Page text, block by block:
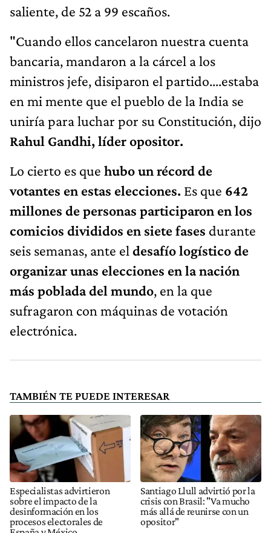
saliente, de 52 a 99 escaños.
"Cuando ellos cancelaron nuestra cuenta
bancaria, mandaron a la cárcel a los
ministros jefe, disiparon el partido....estaba
en mi mente que el pueblo de la India se
uniría para luchar por su Constitución, dijo
Rahul Gandhi, líder opositor.
Lo cierto es que hubo un récord de
votantes en estas elecciones. Es que 642
millones de personas participaron en los
comicios divididos en siete fases durante
seis semanas, ante el desafío logístico de
organizar unas elecciones en la nación
más poblada del mundo, en la que
sufragaron con máquinas de votación
electrónica.
TAMBIÉN TE PUEDE INTERESAR
Especialistas advirtieron
sobre el impacto de la
desinformación en los
procesos electorales de
Santiago Llull advirtió por la
crisis con Brasil: "Va mucho
más allá de reunirse con un
opositor"